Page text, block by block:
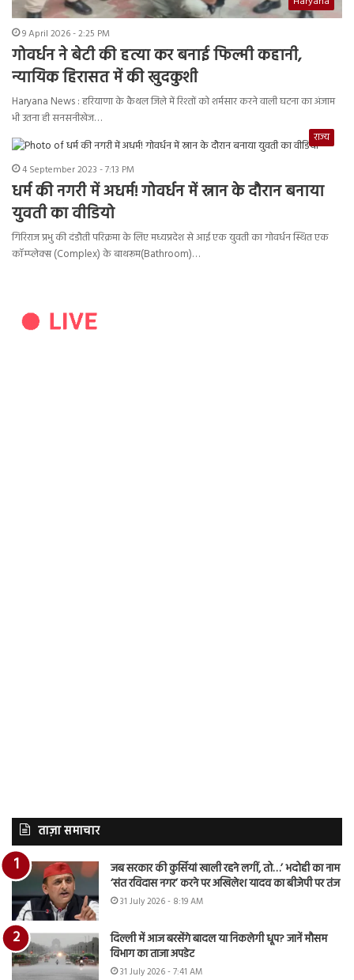
9 April 2026 - 2:25 PM
गोवर्धन ने बेटी की हत्या कर बनाई फिल्मी कहानी,
न्यायिक हिरासत में की खुदकुशी
Haryana News : हरियाणा के कैथल जिले में रिश्तों को शर्मसार करने वाली घटना का अंजाम
भी उतना ही सनसनीखेज…
राज्य
4 September 2023 - 7:13 PM
धर्म की नगरी में अधर्म! गोवर्धन में स्नान के दौरान बनाया
युवती का वीडियो
गिरिराज प्रभु की दंडौती परिक्रमा के लिए मध्यप्रदेश से आई एक युवती का गोवर्धन स्थित एक
कॉम्प्लेक्स (Complex) के बाथरूम(Bathroom)…
ताज़ा समाचार
जब सरकार की कुर्सियां खाली रहने लगीं, तो…’ भदोही का नाम
‘संत रविदास नगर’ करने पर अखिलेश यादव का बीजेपी पर तंज
31 July 2026 - 8:19 AM
दिल्ली में आज बरसेंगे बादल या निकलेगी धूप? जानें मौसम
विभाग का ताजा अपडेट
31 July 2026 - 7:41 AM